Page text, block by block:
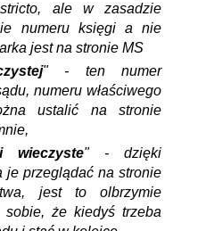
ale w zasadzie
numeru księgi a nie
jest na stronie MS
" - ten numer
numeru właściwego
ustalić na stronie
wieczyste" - dzięki
je przeglądać na stronie
jest to olbrzymie
sobie, że kiedyś trzeba